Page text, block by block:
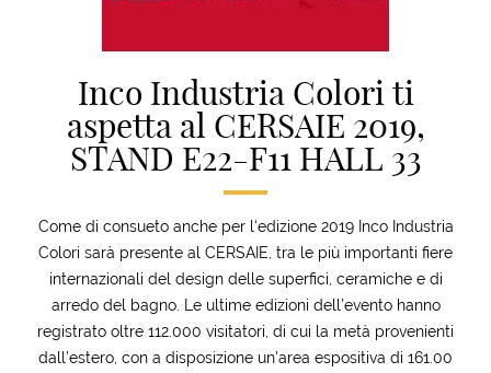
Inco Industria Colori ti
aspetta al CERSAIE 2019,
STAND E22-F11 HALL 33
Come di consueto anche per l‘edizione 2019 Inco Industria
Colori sarà presente al CERSAIE, tra le più importanti fiere
internazionali del design delle superfici, ceramiche e di
arredo del bagno. Le ultime edizioni dell’evento hanno
registrato oltre 112.000 visitatori, di cui la metà provenienti
dall’estero, con a disposizione un’area espositiva di 161.00